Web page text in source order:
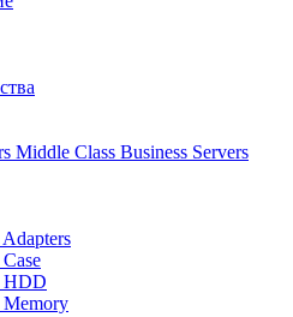
Middle Class Business Servers
Adapters
HDD
Memory